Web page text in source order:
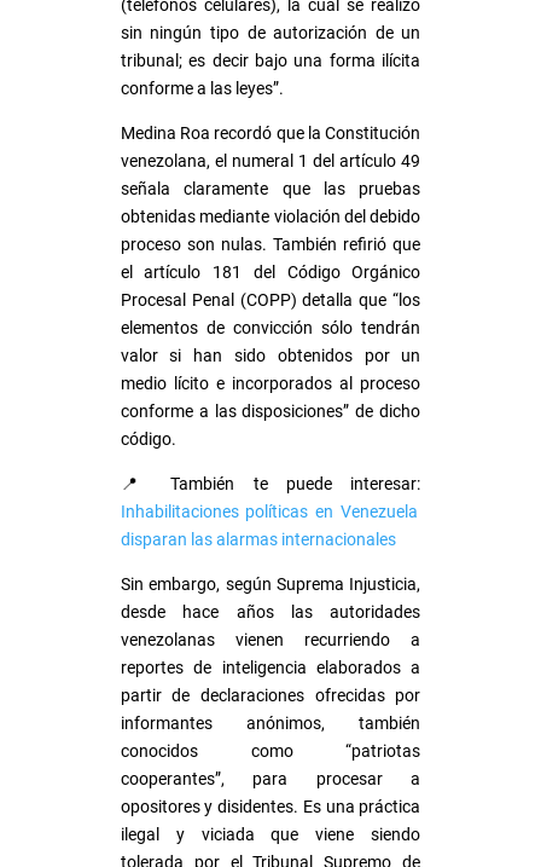
(teléfonos celulares), la cual se realizó
sin ningún tipo de autorización de un
tribunal; es decir bajo una forma ilícita
conforme a las leyes”.
Medina Roa recordó que la Constitución
venezolana, el numeral 1 del artículo 49
señala claramente que las pruebas
obtenidas mediante violación del debido
proceso son nulas. También refirió que
el artículo 181 del Código Orgánico
Procesal Penal (COPP) detalla que “los
elementos de convicción sólo tendrán
valor si han sido obtenidos por un
medio lícito e incorporados al proceso
conforme a las disposiciones” de dicho
código.
📍 También te puede interesar:
Inhabilitaciones políticas en Venezuela
disparan las alarmas internacionales
Sin embargo, según Suprema Injusticia,
desde hace años las autoridades
venezolanas vienen recurriendo a
reportes de inteligencia elaborados a
partir de declaraciones ofrecidas por
informantes anónimos, también
conocidos como “patriotas
cooperantes”, para procesar a
opositores y disidentes. Es una práctica
ilegal y viciada que viene siendo
tolerada por el Tribunal Supremo de